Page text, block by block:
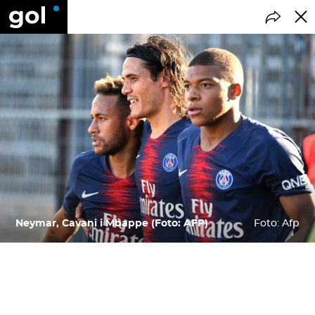
Neymar, Cavani i Mbappe (Foto: AFP) Foto: Afp